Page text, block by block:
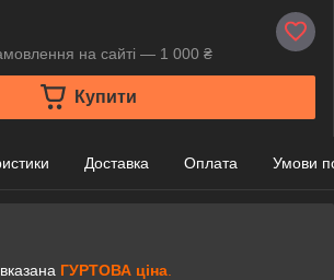
на сайті — 1 000 ₴
Купити
Доставка Оплата Умови
ГУРТОВА ціна